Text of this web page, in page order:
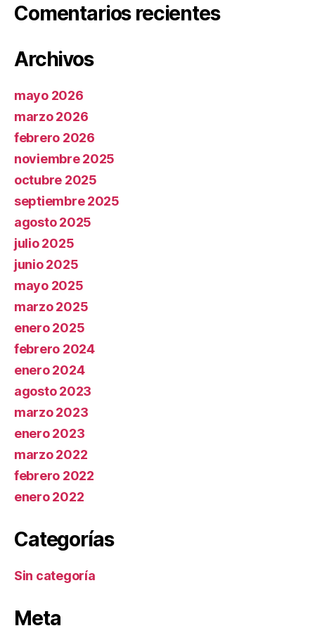
Comentarios recientes
Archivos
mayo 2026
marzo 2026
febrero 2026
noviembre 2025
octubre 2025
septiembre 2025
agosto 2025
julio 2025
junio 2025
mayo 2025
marzo 2025
enero 2025
febrero 2024
enero 2024
agosto 2023
marzo 2023
enero 2023
marzo 2022
febrero 2022
enero 2022
Categorías
Sin categoría
Meta